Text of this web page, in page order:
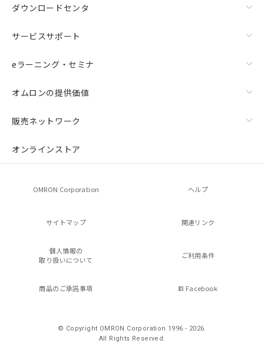
ダウンロードセンタ
サービスサポート
eラーニング・セミナ
オムロンの提供価値
販売ネットワーク
オンラインストア
OMRON Corporation ヘルプ
サイトマップ 関連リンク
個人情報の
取り扱いについて
ご利用条件
商品のご承諾事項 Facebook
© Copyright OMRON Corporation 1996 - 2026.
All Rights Reserved.